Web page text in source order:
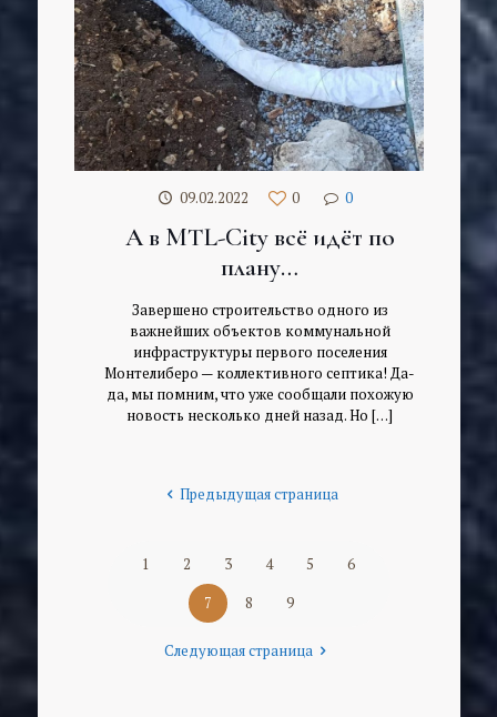
09.02.2022 0 0
А в MTL-City всё идёт по
плану…
Завершено строительство одного из
важнейших объектов коммунальной
инфраструктуры первого поселения
Монтелиберо — коллективного септика! Да-
да, мы помним, что уже сообщали похожую
новость несколько дней назад. Но […]
Предыдущая страница
1 2 3 4 5
6
7
8 9
Следующая страница